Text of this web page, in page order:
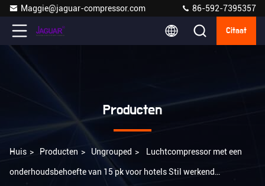
Maggie@jaguar-compressor.com 86-592-7395357
Citaat
Producten
Huis > Producten > Ungrouped > Luchtcompressor met een
onderhoudsbehoefte van 15 pk voor hotels Stil werkend